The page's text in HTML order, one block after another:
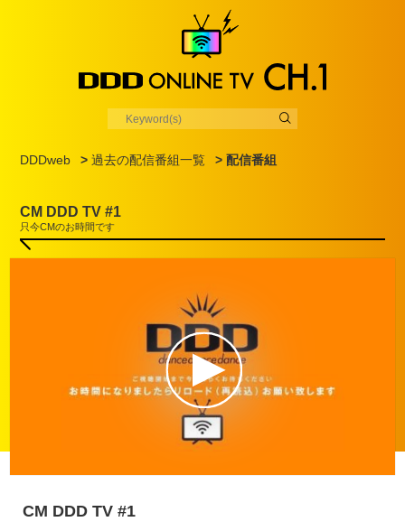
DDDweb >過去の配信番組一覧 > 配信番組
CM DDD TV #1
只今CMのお時間です
CM DDD TV #1